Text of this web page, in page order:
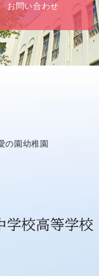
お問い合わせ
の園幼稚園